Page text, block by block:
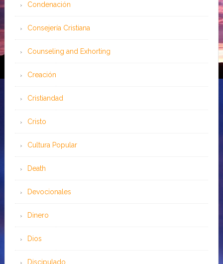
Condenación
Consejería Cristiana
Counseling and Exhorting
Creación
Cristiandad
Cristo
Cultura Popular
Death
Devocionales
Dinero
Dios
Discipulado